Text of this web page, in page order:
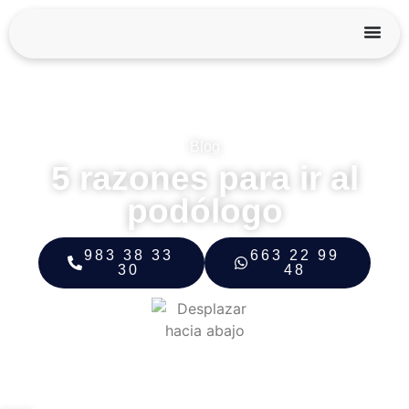
5 razones para ir al
podólogo
983 38 33
30
663 22 99
48